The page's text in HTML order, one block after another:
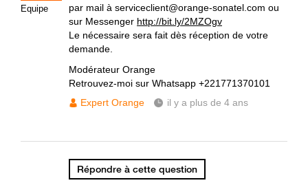
Equipe
par mail à serviceclient@orange-sonatel.com ou
sur Messenger http://bit.ly/2MZOgv
Le nécessaire sera fait dès réception de votre
demande.
Modérateur Orange
Retrouvez-moi sur Whatsapp +221771370101
Expert Orange
il y a plus de 4 ans
Répondre à cette question